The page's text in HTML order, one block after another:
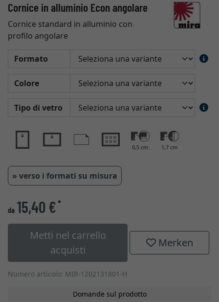
Cornice in alluminio Econ angolare
Cornice standard in alluminio con
profilo angolare
Formato
Colore
Tipo di vetro
0,5 cm 1,7 cm
» verso i formati su misura
da 15,40 €*
Metti nel carrello
acquisti
Merken
Numero articolo: MIR-1202131801-H
Domande sul prodotto